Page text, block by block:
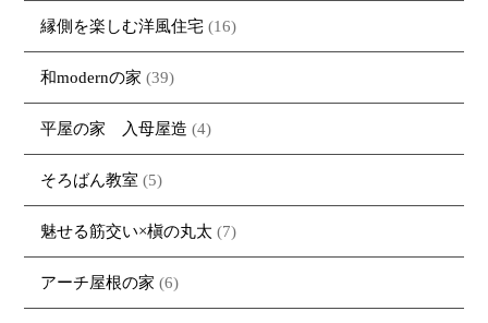
縁側を楽しむ洋風住宅 (16)
和modernの家 (39)
平屋の家 入母屋造 (4)
そろばん教室 (5)
魅せる筋交い×槇の丸太 (7)
アーチ屋根の家 (6)